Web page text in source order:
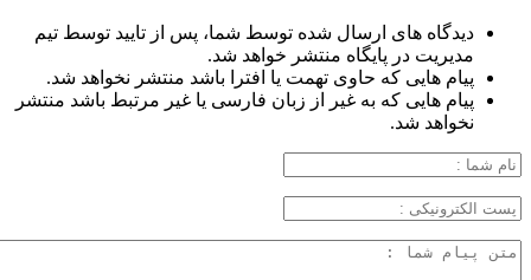
دیدگاه های ارسال شده توسط شما، پس از تایید توسط تیم
مدیریت در پایگاه منتشر خواهد شد.
پیام هایی که حاوی تهمت یا افترا باشد منتشر نخواهد شد.
پیام هایی که به غیر از زبان فارسی یا غیر مرتبط باشد منتشر
نخواهد شد.